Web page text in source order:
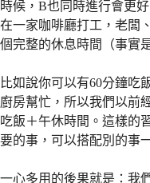
時候，B也同時進行會更
在一家咖啡廳打工，老闆
個完整的休息時間（事實
比如說你可以有60分鐘吃
廚房幫忙，所以我們以前
吃飯＋午休時間。這樣的
要的事，可以搭配別的事
一心多用的後果就是：我